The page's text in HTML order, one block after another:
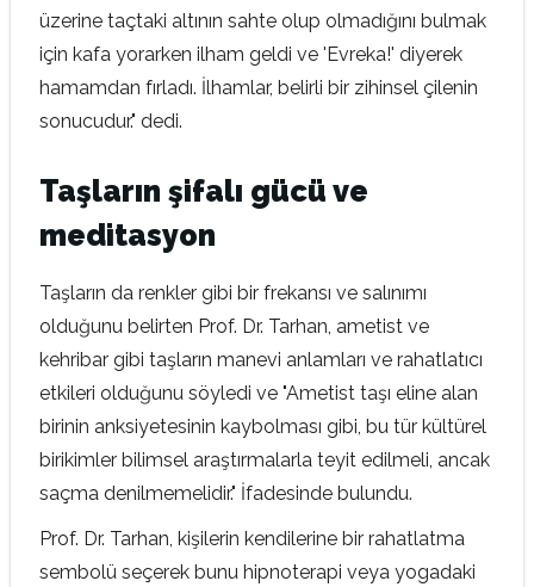
üzerine taçtaki altının sahte olup olmadığını bulmak
için kafa yorarken ilham geldi ve 'Evreka!' diyerek
hamamdan fırladı. İlhamlar, belirli bir zihinsel çilenin
sonucudur." dedi.
Taşların şifalı gücü ve
meditasyon
Taşların da renkler gibi bir frekansı ve salınımı
olduğunu belirten Prof. Dr. Tarhan, ametist ve
kehribar gibi taşların manevi anlamları ve rahatlatıcı
etkileri olduğunu söyledi ve "Ametist taşı eline alan
birinin anksiyetesinin kaybolması gibi, bu tür kültürel
birikimler bilimsel araştırmalarla teyit edilmeli, ancak
saçma denilmemelidir." İfadesinde bulundu.
Prof. Dr. Tarhan, kişilerin kendilerine bir rahatlatma
sembolü seçerek bunu hipnoterapi veya yogadaki